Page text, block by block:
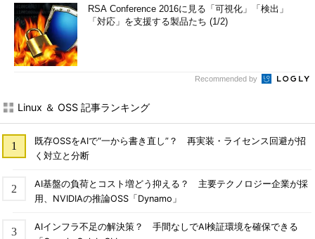
RSA Conference 2016に見る「可視化」「検出」
「対応」を支援する製品たち (1/2)
Recommended by
Linux ＆ OSS 記事ランキング
既存OSSをAIで“一から書き直し”？ 再実装・ライセンス回避が招
く対立と分断
AI基盤の負荷とコスト増どう抑える？ 主要テクノロジー企業が採
用、NVIDIAの推論OSS「Dynamo」
AIインフラ不足の解決策？ 手間なしでAI検証環境を確保できる